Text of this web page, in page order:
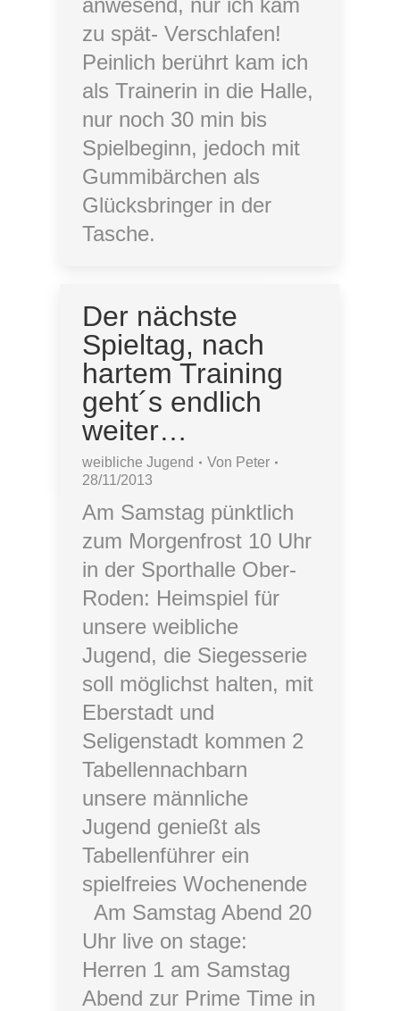
anwesend, nur ich kam
zu spät- Verschlafen!
Peinlich berührt kam ich
als Trainerin in die Halle,
nur noch 30 min bis
Spielbeginn, jedoch mit
Gummibärchen als
Glücksbringer in der
Tasche.
Der nächste
Spieltag, nach
hartem Training
geht´s endlich
weiter…
weibliche Jugend Von Peter
28/11/2013
Am Samstag pünktlich
zum Morgenfrost 10 Uhr
in der Sporthalle Ober-
Roden: Heimspiel für
unsere weibliche
Jugend, die Siegesserie
soll möglichst halten, mit
Eberstadt und
Seligenstadt kommen 2
Tabellennachbarn
unsere männliche
Jugend genießt als
Tabellenführer ein
spielfreies Wochenende
Am Samstag Abend 20
Uhr live on stage:
Herren 1 am Samstag
Abend zur Prime Time in